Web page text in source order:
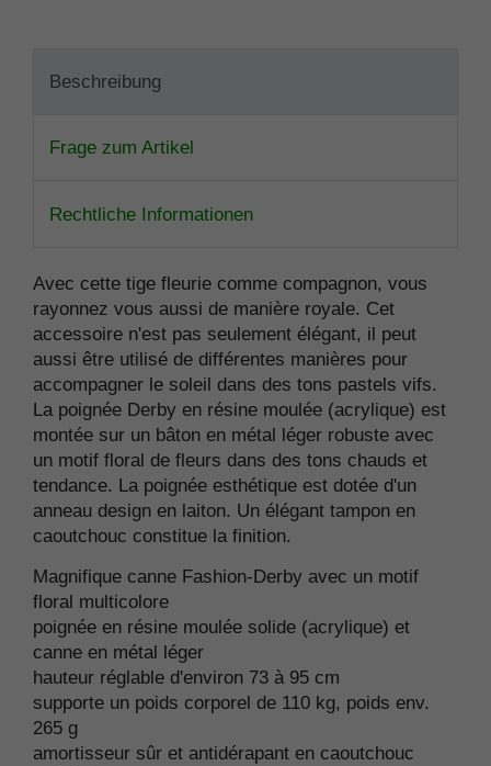
Beschreibung
Frage zum Artikel
Rechtliche Informationen
Avec cette tige fleurie comme compagnon, vous
rayonnez vous aussi de manière royale. Cet
accessoire n'est pas seulement élégant, il peut
aussi être utilisé de différentes manières pour
accompagner le soleil dans des tons pastels vifs.
La poignée Derby en résine moulée (acrylique) est
montée sur un bâton en métal léger robuste avec
un motif floral de fleurs dans des tons chauds et
tendance. La poignée esthétique est dotée d'un
anneau design en laiton. Un élégant tampon en
caoutchouc constitue la finition.
Magnifique canne Fashion-Derby avec un motif
floral multicolore
poignée en résine moulée solide (acrylique) et
canne en métal léger
hauteur réglable d'environ 73 à 95 cm
supporte un poids corporel de 110 kg, poids env.
265 g
amortisseur sûr et antidérapant en caoutchouc